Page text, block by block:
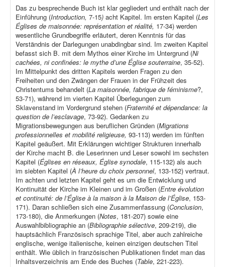
Das zu besprechende Buch ist klar gegliedert und enthält nach der
Einführung (Introduction, 7-15) acht Kapitel. Im ersten Kapitel (Les
Églises de maisonnée: représentation et réalité, 17-34) werden
wesentliche Grundbegriffe erläutert, deren Kenntnis für das
Verständnis der Darlegungen unabdingbar sind. Im zweiten Kapitel
befasst sich B. mit dem Mythos einer Kirche im Untergrund (Ni
cachées, ni confinées: le mythe d’une Église souterraine, 35-52).
Im Mittelpunkt des dritten Kapitels werden Fragen zu den
Freiheiten und den Zwängen der Frauen in der Frühzeit des
Christentums behandelt (La maisonnée, fabrique de féminisme?,
53-71), während im vierten Kapitel Überlegungen zum
Sklavenstand im Vordergrund stehen (Fraternité et dépendance: la
question de l’esclavage, 73-92). Gedanken zu
Migrationsbewegungen aus beruflichen Gründen (Migrations
professionnelles et mobilité religieuse, 93-113) werden im fünften
Kapitel geäußert. Mit Erklärungen wichtiger Strukturen innerhalb
der Kirche macht B. die Leserinnen und Leser sowohl im sechsten
Kapitel (Églises en réseaux, Église synodale, 115-132) als auch
im siebten Kapitel (À l’heure du choix personnel, 133-152) vertraut.
Im achten und letzten Kapitel geht es um die Entwicklung und
Kontinuität der Kirche im Kleinen und im Großen (Entre évolution
et continuité: de l’Église à la maison à la Maison de l’Église, 153-
171). Daran schließen sich eine Zusammenfassung (Conclusion,
173-180), die Anmerkungen (Notes, 181-207) sowie eine
Auswahlbibliographie an (Bibliographie sélective, 209-219), die
hauptsächlich Französisch sprachige Titel, aber auch zahlreiche
englische, wenige italienische, keinen einzigen deutschen Titel
enthält. Wie üblich in französischen Publikationen findet man das
Inhaltsverzeichnis am Ende des Buches (Table, 221-223).